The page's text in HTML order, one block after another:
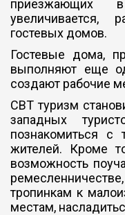
приезжающих
гостевых домов.
Гостевые дома,
выполняют еще
создают рабочие
CBT туризм
западных
познакомиться с
жителей. Кроме
возможность
тропинкам к
местам,